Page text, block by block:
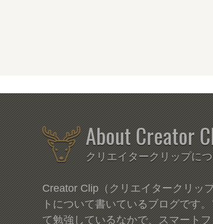
About Creator
クリエイタークリップに
Creator Clip（クリエイタークリッ
トについて書いているブログです
て勉強しているなかで、スマート